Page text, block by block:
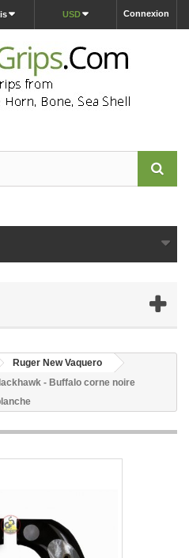
Connexion
USD
Ruger New Vaquero
- Buffalo corne noire